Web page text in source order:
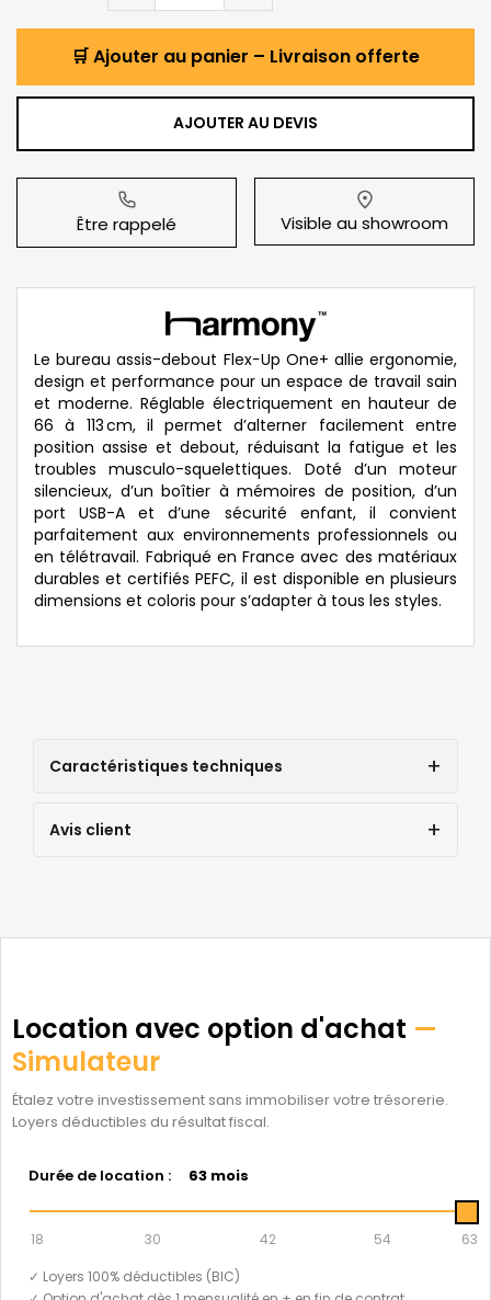
🛒 Ajouter au panier – Livraison offerte
AJOUTER AU DEVIS
Être rappelé Visible au showroom
Le bureau assis-debout Flex‑Up One+ allie ergonomie,
design et performance pour un espace de travail sain
et moderne. Réglable électriquement en hauteur de
66 à 113 cm, il permet d’alterner facilement entre
position assise et debout, réduisant la fatigue et les
troubles musculo-squelettiques. Doté d’un moteur
silencieux, d’un boîtier à mémoires de position, d’un
port USB-A et d’une sécurité enfant, il convient
parfaitement aux environnements professionnels ou
en télétravail. Fabriqué en France avec des matériaux
durables et certifiés PEFC, il est disponible en plusieurs
dimensions et coloris pour s’adapter à tous les styles.
Caractéristiques techniques
Avis client
Location avec option d'achat —
Simulateur
Étalez votre investissement sans immobiliser votre trésorerie.
Loyers déductibles du résultat fiscal.
Durée de location : 63 mois
18 30 42 54
63
✓ Loyers 100% déductibles (BIC)